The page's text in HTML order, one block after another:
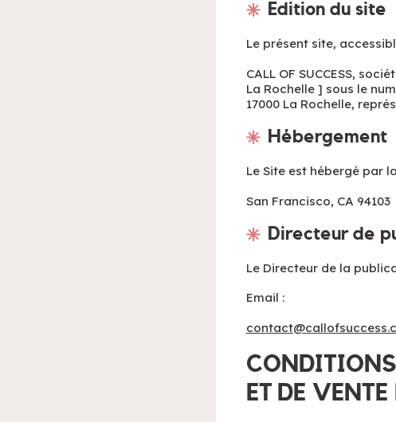
Edition du site
Le présent site,
CALL OF SUCCESS,
La Rochelle ] sous le
17000 La Rochelle,
Hébergement
Le Site est hébergé par
San Francisco, CA 94103
Directeur de
Le Directeur de la
Email :
ET DE